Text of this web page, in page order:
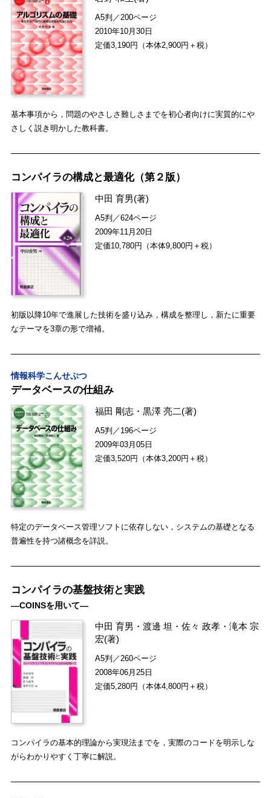
A5判／200ページ
2010年10月30日
定価3,190円（本体2,900円＋税）
基本事項から，問題のやさしさ難しさまでを初心者向けに実質的にや
さしく説き明かした教科書。
コンパイラの構成と最適化（第２版）
中田 育男(著)
A5判／624ページ
2009年11月20日
定価10,780円（本体9,800円＋税）
初版以降10年で進展した技術を盛り込み，構成を整理し，新たに重要
なテーマを3章の形で増補。
情報科学こんせぷつ
データベースの仕組み
福田 剛志 ・黒澤 亮二(著)
A5判／196ページ
2009年03月05日
定価3,520円（本体3,200円＋税）
特定のデータベース管理ソフトに依存しない，システムの基礎となる
普遍性を持つ諸概念を詳説。
コンパイラの基盤技術と実践
―COINSを用いて―
中田 育男 ・渡邊 坦 ・佐々 政孝 ・滝本 宗
宏(著)
A5判／260ページ
2008年06月25日
定価5,280円（本体4,800円＋税）
コンパイラの基本的理論から実現法までを，実際のコードを明示しな
がらわかりやすく丁寧に解説。